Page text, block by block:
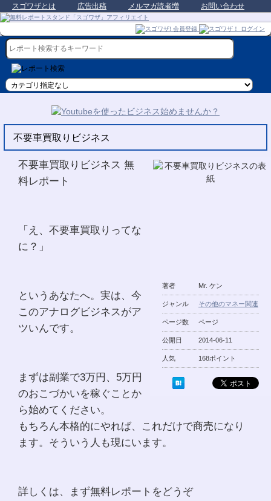
スゴワザとは 広告出稿 メルマガ読者増 お問い合わせ
不要車買取りビジネス
著者 Mr. ケン
ジャンル その他のマネー関連
ページ数 ページ
公開日 2014-06-11
人気 168ポイント
不要車買取りビジネス 無
料レポート
「え、不要車買取りってな
に？」
というあなたへ。実は、今
このアナログビジネスがア
ツいんです。
まずは副業で3万円、5万円
のおこづかいを稼ぐことか
ら始めてください。
もちろん本格的にやれば、これだけで商売になり
ます。そういう人も現にいます。
詳しくは、まず無料レポートをどうぞ